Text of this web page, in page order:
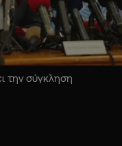
την σύγκληση